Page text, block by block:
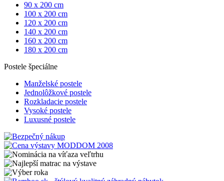
90 x 200 cm
100 x 200 cm
120 x 200 cm
140 x 200 cm
160 x 200 cm
180 x 200 cm
Postele špeciálne
Manželské postele
Jednolôžkové postele
Rozkladacie postele
Vysoké postele
Luxusné postele